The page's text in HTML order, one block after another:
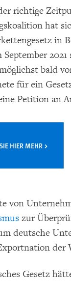
richtige
hat
in
bald
für ein
Petition an
HIER MEHR
von
zur
deutsche
der
Gesetz